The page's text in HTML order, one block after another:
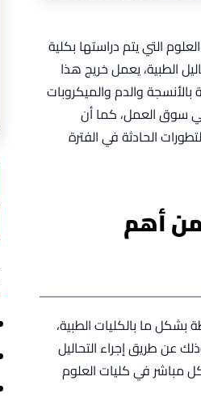
التي يتم دراستها بكلية
الطبية، يعمل خريج هذا
بالأنسجة والدم والميكروبات
سوق العمل، كما أن
الحادثة في الفترة
أهم
ما بالكليات الطبية،
عن طريق إجراء التحاليل
مباشر في كليات العلوم